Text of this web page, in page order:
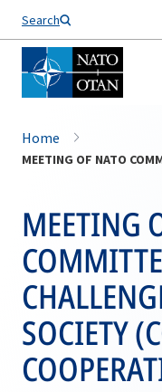
Search
Home
MEETING
SOCIETY